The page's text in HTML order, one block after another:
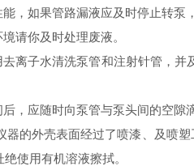
如果管路漏液应及时停止转泵
你及时处理废液。
子水清洗泵管和注射针管，并
应随时向泵管与泵头间的空隙滴
外壳表面经过了喷漆、及喷塑
使用有机溶液擦拭。